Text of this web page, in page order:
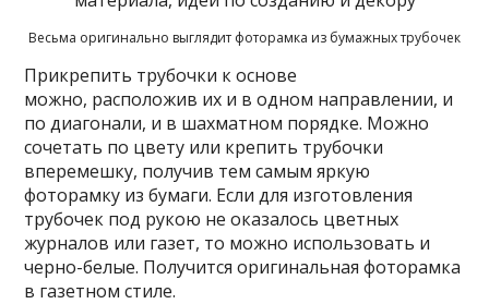
Весьма оригинально выглядит фоторамка из бумажных трубочек
Прикрепить трубочки к основе
можно, расположив их и в одном направлении, и
по диагонали, и в шахматном порядке. Можно
сочетать по цвету или крепить трубочки
вперемешку, получив тем самым яркую
фоторамку из бумаги. Если для изготовления
трубочек под рукою не оказалось цветных
журналов или газет, то можно использовать и
черно-белые. Получится оригинальная фоторамка
в газетном стиле.